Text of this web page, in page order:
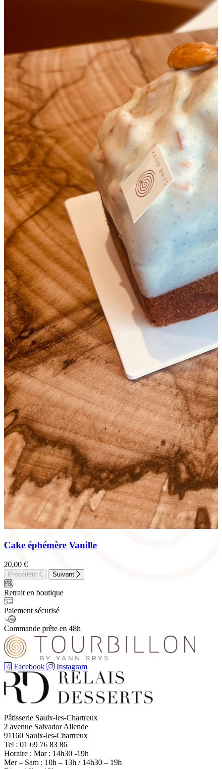
Cake éphémère Vanille
20,00 €
Précédent Suivant
Retrait en boutique
Paiement sécurisé
Commande prête en 48h
Facebook Instagram
Pâtisserie Saulx-les-Chartreux
2 avenue Salvador Allende
91160 Saulx-les-Chartreux
Tel : 01 69 76 83 86
Horaire : Mar : 14h30 -19h
Mer – Sam : 10h – 13h / 14h30 – 19h